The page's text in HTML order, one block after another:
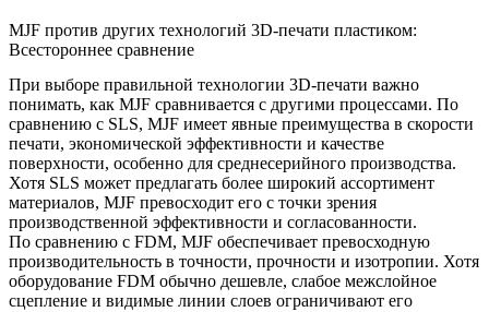
MJF против других технологий 3D-печати пластиком:
Всестороннее сравнение
При выборе правильной технологии 3D-печати важно
понимать, как MJF сравнивается с другими процессами. По
сравнению с SLS, MJF имеет явные преимущества в скорости
печати, экономической эффективности и качестве
поверхности, особенно для среднесерийного производства.
Хотя SLS может предлагать более широкий ассортимент
материалов, MJF превосходит его с точки зрения
производственной эффективности и согласованности.
По сравнению с FDM, MJF обеспечивает превосходную
производительность в точности, прочности и изотропии. Хотя
оборудование FDM обычно дешевле, слабое межслойное
сцепление и видимые линии слоев ограничивают его